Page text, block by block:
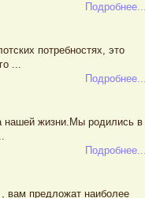
потребностях, это
...
нашей жизни.Мы родились в
, вам предложат наиболее